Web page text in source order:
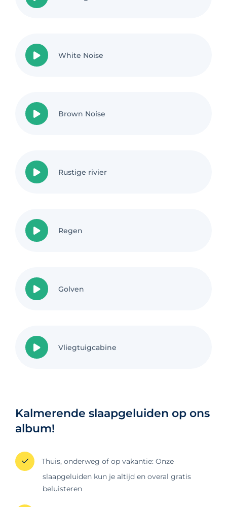
White Noise
Brown Noise
Rustige rivier
Regen
Golven
Vliegtuigcabine
Kalmerende slaapgeluiden op ons
album!
Thuis, onderweg of op vakantie: Onze
slaapgeluiden kun je altijd en overal gratis
beluisteren